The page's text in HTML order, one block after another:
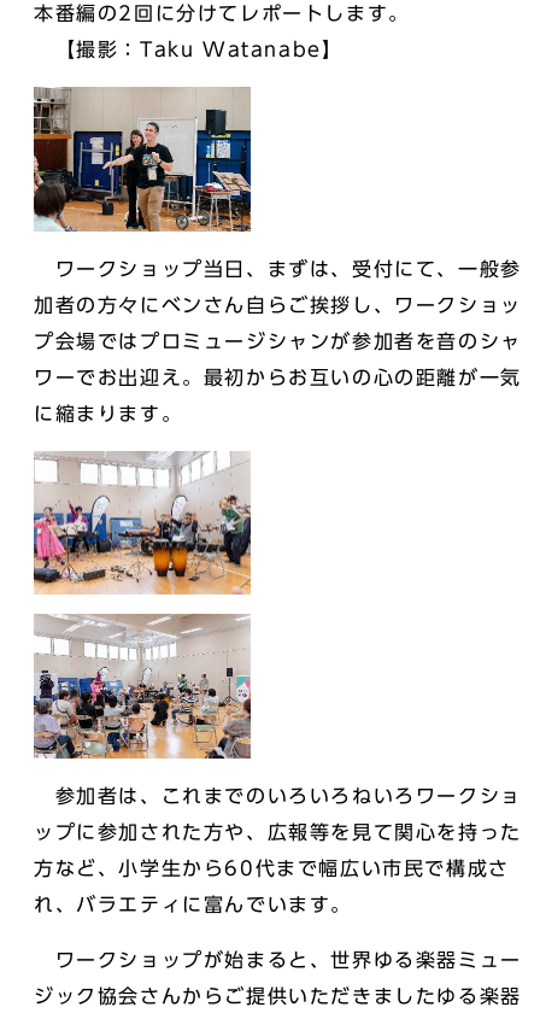
本番編の2回に分けてレポートします。
【撮影：Taku Watanabe】
ワークショップ当日、まずは、受付にて、一般参
加者の方々にベンさん自らご挨拶し、ワークショッ
プ会場ではプロミュージシャンが参加者を音のシャ
ワーでお出迎え。最初からお互いの心の距離が一気
に縮まります。
参加者は、これまでのいろいろねいろワークショ
ップに参加された方や、広報等を見て関心を持った
方など、小学生から60代まで幅広い市民で構成さ
れ、バラエティに富んでいます。
ワークショップが始まると、世界ゆる楽器ミュー
ジック協会さんからご提供いただきましたゆる楽器